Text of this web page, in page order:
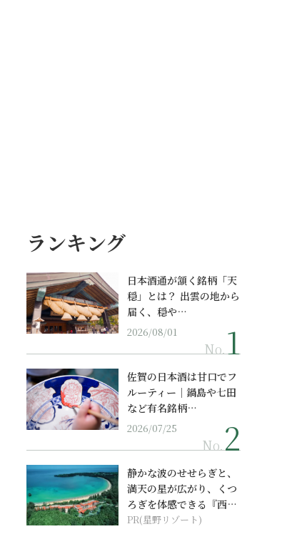
ランキング
日本酒通が頷く銘柄「天
穏」とは？ 出雲の地から
届く、穏や…
2026/08/01
No.
佐賀の日本酒は甘口でフ
ルーティー｜鍋島や七田
など有名銘柄…
2026/07/25
No.
静かな波のせせらぎと、
満天の星が広がり、くつ
ろぎを体感できる『西表
島ホテル by...
PR(星野リゾート)